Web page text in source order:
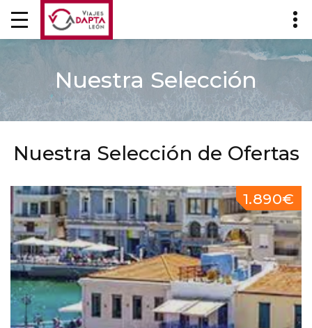
Nuestra Selección
Nuestra Selección de Ofertas
1.890€